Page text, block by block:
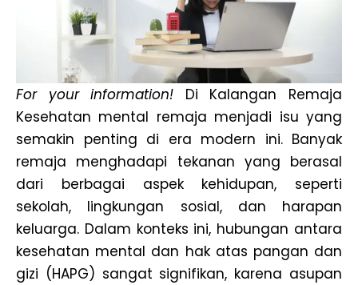
For your information! Di Kalangan Remaja
Kesehatan mental remaja menjadi isu yang
semakin penting di era modern ini. Banyak
remaja menghadapi tekanan yang berasal
dari berbagai aspek kehidupan, seperti
sekolah, lingkungan sosial, dan harapan
keluarga. Dalam konteks ini, hubungan antara
kesehatan mental dan hak atas pangan dan
gizi (HAPG) sangat signifikan, karena asupan